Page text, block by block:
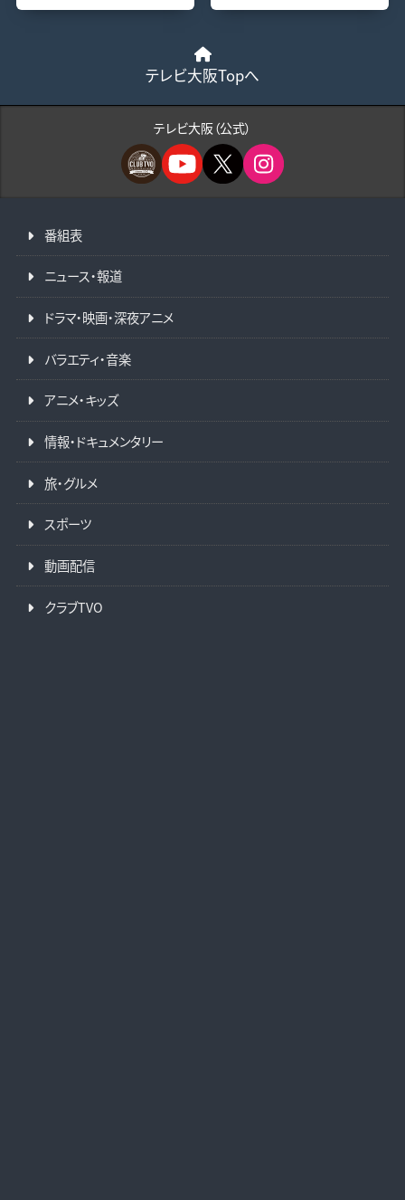
テレビ大阪Topへ
テレビ大阪（公式）
番組表
ニュース・報道
ドラマ・映画・深夜アニメ
バラエティ・音楽
アニメ・キッズ
情報・ドキュメンタリー
旅・グルメ
スポーツ
動画配信
クラブTVO